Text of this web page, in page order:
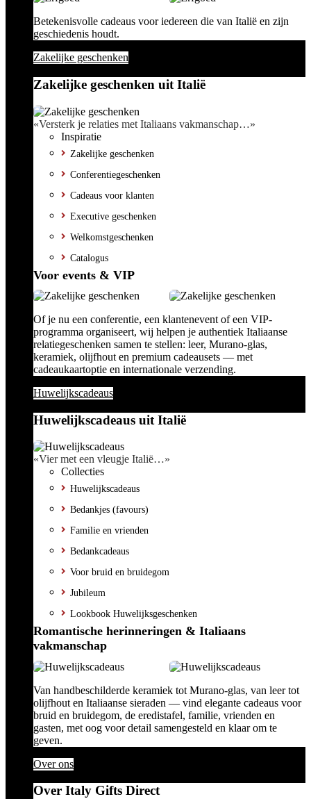
Betekenisvolle cadeaus voor iedereen die van Italië en zijn
geschiedenis houdt.
Zakelijke geschenken
Zakelijke geschenken uit Italië
«Versterk je relaties met Italiaans vakmanschap…»
Inspiratie
Zakelijke geschenken
Conferentiegeschenken
Cadeaus voor klanten
Executive geschenken
Welkomstgeschenken
Catalogus
Voor events & VIP
Of je nu een conferentie, een klantenevent of een VIP-
programma organiseert, wij helpen je authentiek Italiaanse
relatiegeschenken samen te stellen: leer, Murano-glas,
keramiek, olijfhout en premium cadeausets — met
cadeaukaartoptie en internationale verzending.
Huwelijkscadeaus
Huwelijkscadeaus uit Italië
«Vier met een vleugje Italië…»
Collecties
Huwelijkscadeaus
Bedankjes (favours)
Familie en vrienden
Bedankcadeaus
Voor bruid en bruidegom
Jubileum
Lookbook Huwelijksgeschenken
Romantische herinneringen & Italiaans
vakmanschap
Van handbeschilderde keramiek tot Murano-glas, van leer tot
olijfhout en Italiaanse sieraden — vind elegante cadeaus voor
bruid en bruidegom, de eredistafel, familie, vrienden en
gasten, met oog voor detail samengesteld en klaar om te
geven.
Over ons
Over Italy Gifts Direct